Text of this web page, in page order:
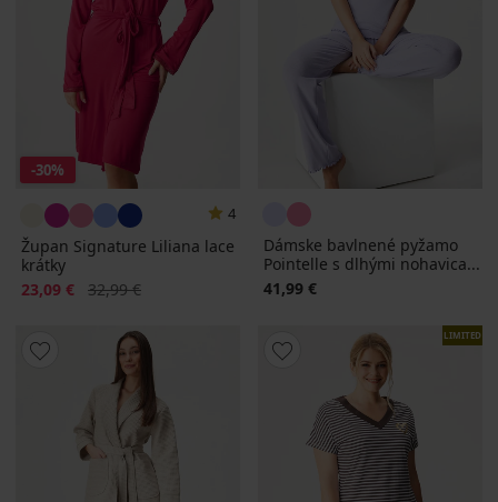
-30%
4
Župan Signature Liliana lace
krátky
Zľava
23,09 € Pôvodná cena
32,99 €
Dámske bavlnené pyžamo
Pointelle s dlhými nohavica...
41,99 €
LIMITED